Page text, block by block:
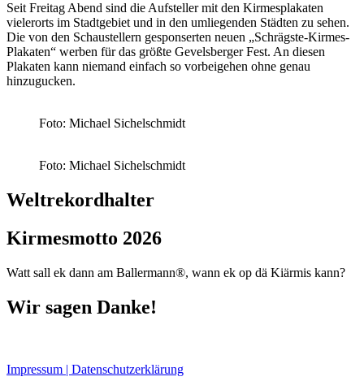
Seit Freitag Abend sind die Aufsteller mit den Kirmesplakaten
vielerorts im Stadtgebiet und in den umliegenden Städten zu sehen.
Die von den Schaustellern gesponserten neuen „Schrägste-Kirmes-
Plakaten“ werben für das größte Gevelsberger Fest. An diesen
Plakaten kann niemand einfach so vorbeigehen ohne genau
hinzugucken.
Foto: Michael Sichelschmidt
Foto: Michael Sichelschmidt
Weltrekordhalter
Kirmesmotto 2026
Watt sall ek dann am Ballermann®, wann ek op dä Kiärmis kann?
Wir sagen Danke!
Impressum | Datenschutzerklärung